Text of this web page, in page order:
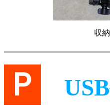
収
Ｐ USB